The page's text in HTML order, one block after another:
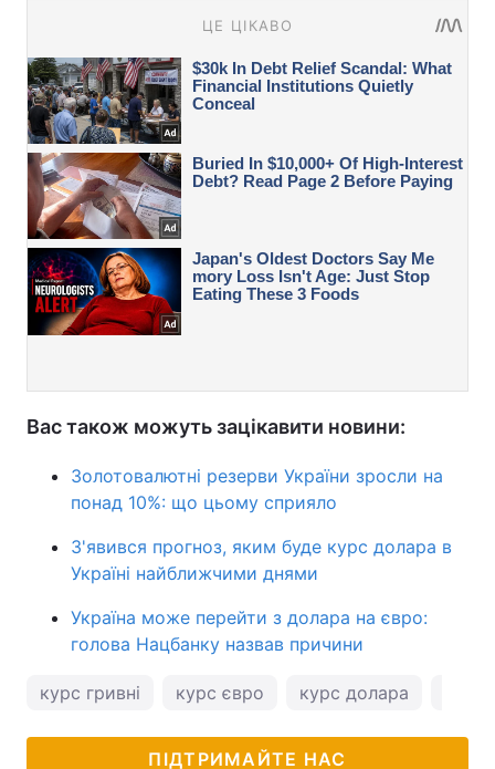
Вас також можуть зацікавити новини:
Золотовалютні резерви України зросли на
понад 10%: що цьому сприяло
З'явився прогноз, яким буде курс долара в
Україні найближчими днями
Україна може перейти з долара на євро:
голова Нацбанку назвав причини
курс гривні курс євро курс долара
ПІДТРИМАЙТЕ НАС